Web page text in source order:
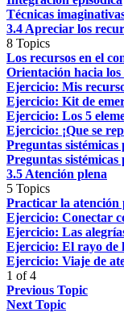
Técnicas
3.4 Apreciar los
8 Topics
Los recursos en el
Orientación hacia los
Ejercicio: Mis
Ejercicio: Kit de
Ejercicio: Los 5
Ejercicio: ¡Que se
Preguntas
Preguntas
3.5 Atención plena
5 Topics
Practicar la atención
Ejercicio: Conectar
Ejercicio: Las
Ejercicio: El rayo de
Ejercicio: Viaje de
1 of 4
Previous Topic
Next Topic